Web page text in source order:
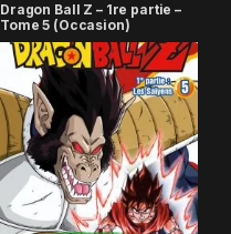
Dragon Ball Z – 1re partie –
Tome 5 (Occasion)